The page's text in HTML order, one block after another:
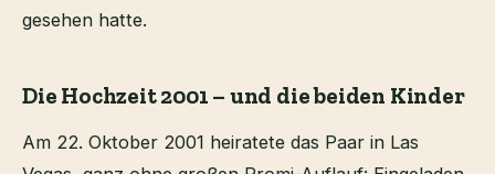
gesehen hatte.
Die Hochzeit 2001 – und die beiden Kinder
Am 22. Oktober 2001 heiratete das Paar in Las